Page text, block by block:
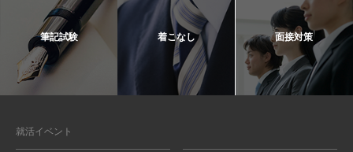
筆記試験 着こなし 面接対策
就活イベント